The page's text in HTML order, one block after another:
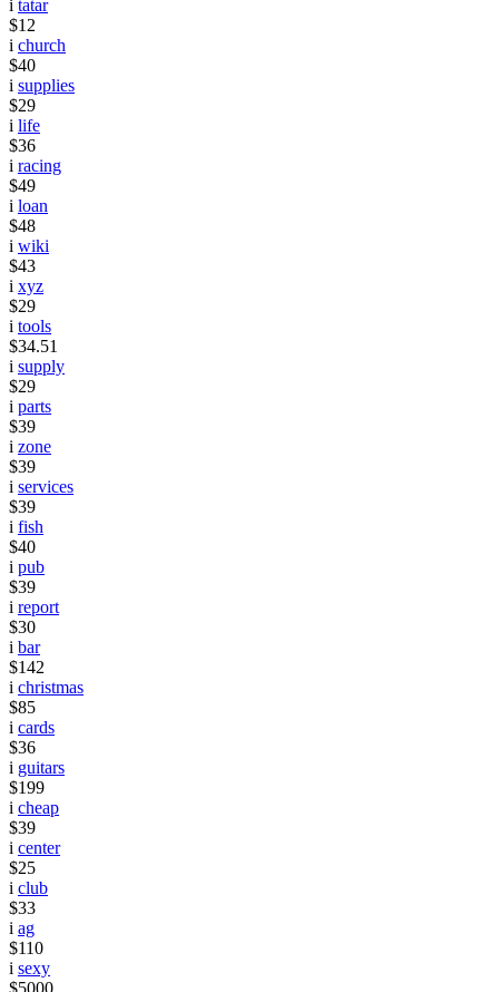
i tatar
$12
i church
$40
i supplies
$29
i life
$36
i racing
$49
i loan
$48
i wiki
$43
i xyz
$29
i tools
$34.51
i supply
$29
i parts
$39
i zone
$39
i services
$39
i fish
$40
i pub
$39
i report
$30
i bar
$142
i christmas
$85
i cards
$36
i guitars
$199
i cheap
$39
i center
$25
i club
$33
i ag
$110
i sexy